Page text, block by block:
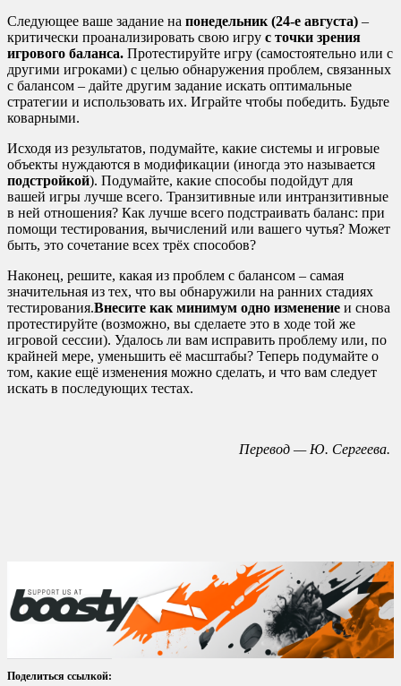
Следующее ваше задание на понедельник (24-е августа) –
критически проанализировать свою игру с точки зрения
игрового баланса. Протестируйте игру (самостоятельно или с
другими игроками) с целью обнаружения проблем, связанных
с балансом – дайте другим задание искать оптимальные
стратегии и использовать их. Играйте чтобы победить. Будьте
коварными.
Исходя из результатов, подумайте, какие системы и игровые
объекты нуждаются в модификации (иногда это называется
подстройкой). Подумайте, какие способы подойдут для
вашей игры лучше всего. Транзитивные или интранзитивные
в ней отношения? Как лучше всего подстраивать баланс: при
помощи тестирования, вычислений или вашего чутья? Может
быть, это сочетание всех трёх способов?
Наконец, решите, какая из проблем с балансом – самая
значительная из тех, что вы обнаружили на ранних стадиях
тестирования.Внесите как минимум одно изменение и снова
протестируйте (возможно, вы сделаете это в ходе той же
игровой сессии). Удалось ли вам исправить проблему или, по
крайней мере, уменьшить её масштабы? Теперь подумайте о
том, какие ещё изменения можно сделать, и что вам следует
искать в последующих тестах.
Перевод — Ю. Сергеева.
Поделиться ссылкой: